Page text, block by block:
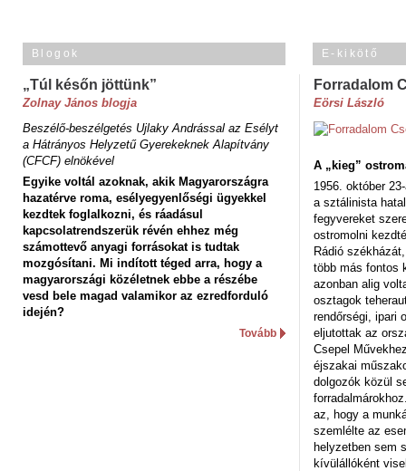
Blogok
„Túl későn jöttünk”
Zolnay János blogja
Beszélő-beszélgetés Ujlaky Andrással az Esélyt
a Hátrányos Helyzetű Gyerekeknek Alapítvány
(CFCF) elnökével
Egyike voltál azoknak, akik Magyarországra
hazatérve roma, esélyegyenlőségi ügyekkel
kezdtek foglalkozni, és ráadásul
kapcsolatrendszerük révén ehhez még
számottevő anyagi forrásokat is tudtak
mozgósítani. Mi indított téged arra, hogy a
magyarországi közéletnek ebbe a részébe
vesd bele magad valamikor az ezredforduló
idején?
Tovább
E-kikötő
Forradalom
Eörsi László
A „kieg”
1956. október
a sztálinista
fegyvereket
ostromolni
Rádió
több más fontos
azonban alig
osztagok
rendőrségi, ipari
eljutottak az
Csepel
éjszakai
dolgozók közül
az, hogy a
szemlélte az
helyzetben sem
kívülállóként